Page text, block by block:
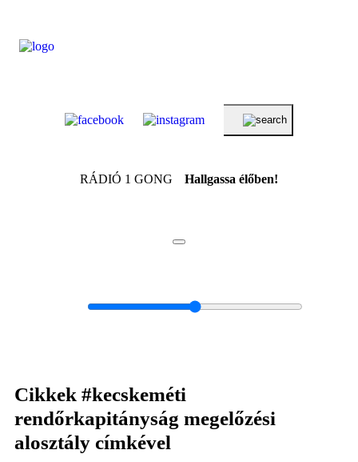
RÁDIÓ 1 GONG Hallgassa élőben!
Cikkek #kecskeméti
rendőrkapitányság megelőzési
alosztály címkével